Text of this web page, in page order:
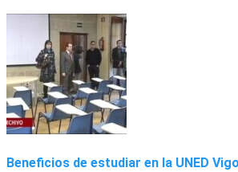
Beneficios de estudiar en la UNED